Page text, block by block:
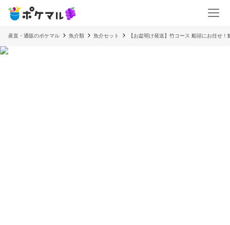
産直・通販のポケマル 魚介類 魚介セット 【お盆明け発送】竹コース 船頭にお任せ